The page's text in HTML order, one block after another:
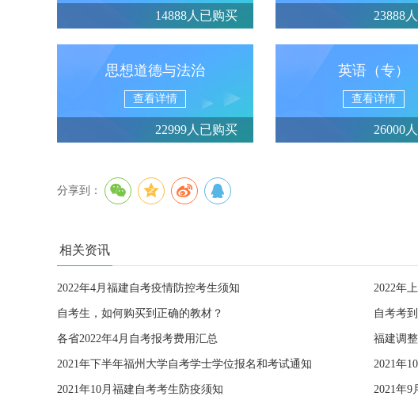
14888人已购买 23888
思想道德与法治
查看详情
22999人已购买
英语（专）
查看详情
26000
分享到：
相关资讯
2022年4月福建自考疫情防控考生须知 2022年
自考生，如何购买到正确的教材？ 自考考
各省2022年4月自考报考费用汇总
2021年下半年福州大学自考学士学位报名和考试通知 2021年
2021年10月福建自考考生防疫须知 2021年9